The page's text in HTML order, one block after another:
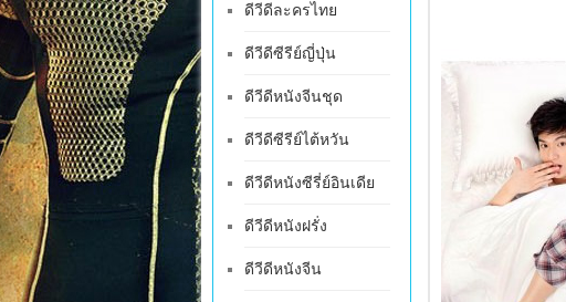
ดีวีดีละครไทย
ดีวีดีซีรีย์ญี่ปุ่น
ดีวีดีหนังจีนชุด
ดีวีดีซีรีย์ไต้หวัน
ดีวีดีหนังซีรี่ย์อินเดีย
ดีวีดีหนังฝรั่ง
ดีวีดีหนังจีน